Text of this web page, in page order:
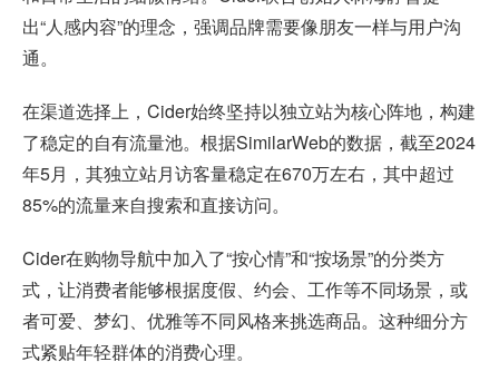
出“人感内容”的理念，强调品牌需要像朋友一样与用户沟
通。
在渠道选择上，Cider始终坚持以独立站为核心阵地，构建
了稳定的自有流量池。根据SimilarWeb的数据，截至2024
年5月，其独立站月访客量稳定在670万左右，其中超过
85%的流量来自搜索和直接访问。
Cider在购物导航中加入了“按心情”和“按场景”的分类方
式，让消费者能够根据度假、约会、工作等不同场景，或
者可爱、梦幻、优雅等不同风格来挑选商品。这种细分方
式紧贴年轻群体的消费心理。